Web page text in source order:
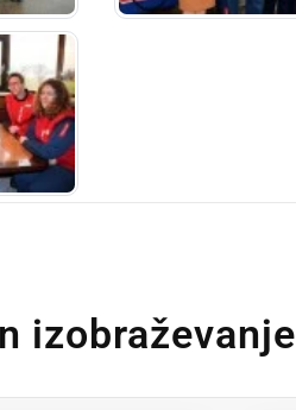
izobraževanje